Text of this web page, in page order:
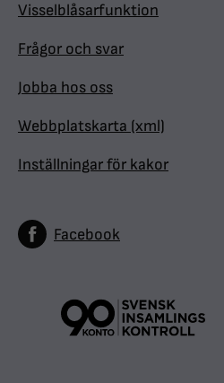
Visselblåsarfunktion
Frågor och svar
Jobba hos oss
Webbplatskarta (xml)
Inställningar för kakor
Facebook